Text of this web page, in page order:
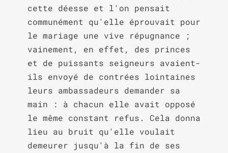
cette déesse et l'on pensait
communément qu'elle éprouvait pour
le mariage une vive répugnance ;
vainement, en effet, des princes
et de puissants seigneurs avaient-
ils envoyé de contrées lointaines
leurs ambassadeurs demander sa
main : à chacun elle avait opposé
le même constant refus. Cela donna
lieu au bruit qu'elle voulait
demeurer jusqu'à la fin de ses